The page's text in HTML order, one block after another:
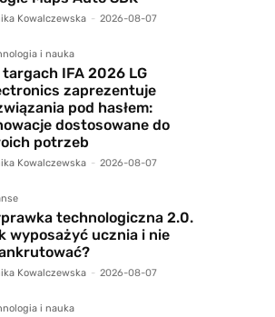
Kowalczewska - 2026-08-07
i nauka
targach IFA 2026 LG
zaprezentuje
pod hasłem:
dostosowane do
potrzeb
Kowalczewska - 2026-08-07
technologiczna 2.0.
wyposażyć ucznia i nie
Kowalczewska - 2026-08-07
i nauka